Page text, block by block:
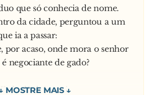
que só conhecia de nome.
da cidade, perguntou a um
ia a passar:
por acaso, onde mora o senhor
negociante de gado?
lá daí comigo.